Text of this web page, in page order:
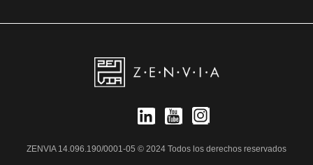
ZENVIA 14.096.190/0001-05 © 2024 Todos los derechos reservados